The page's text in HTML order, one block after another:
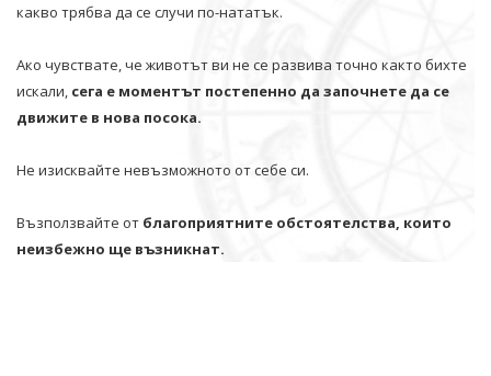
какво трябва да се случи по-нататък.
Ако чувствате, че животът ви не се развива точно както бихте
искали, сега е моментът постепенно да започнете да се
движите в нова посока.
Не изисквайте невъзможното от себе си.
Възползвайте от благоприятните обстоятелства, които
неизбежно ще възникнат.